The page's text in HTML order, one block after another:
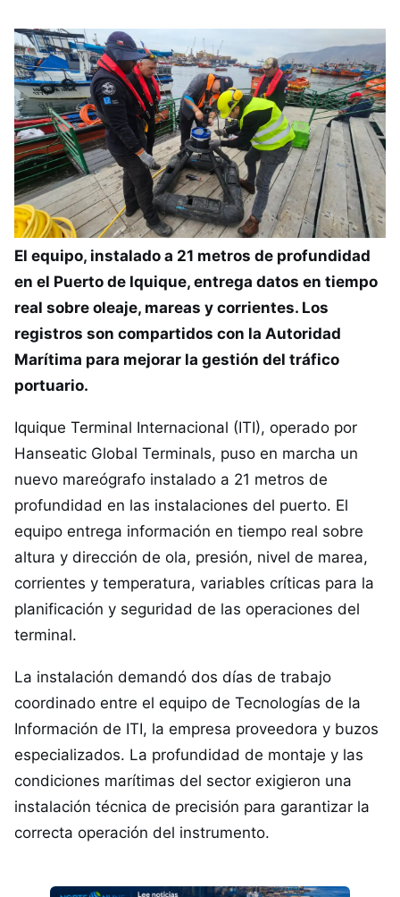
El equipo, instalado a 21 metros de profundidad
en el Puerto de Iquique, entrega datos en tiempo
real sobre oleaje, mareas y corrientes. Los
registros son compartidos con la Autoridad
Marítima para mejorar la gestión del tráfico
portuario.
Iquique Terminal Internacional (ITI), operado por
Hanseatic Global Terminals, puso en marcha un
nuevo mareógrafo instalado a 21 metros de
profundidad en las instalaciones del puerto. El
equipo entrega información en tiempo real sobre
altura y dirección de ola, presión, nivel de marea,
corrientes y temperatura, variables críticas para la
planificación y seguridad de las operaciones del
terminal.
La instalación demandó dos días de trabajo
coordinado entre el equipo de Tecnologías de la
Información de ITI, la empresa proveedora y buzos
especializados. La profundidad de montaje y las
condiciones marítimas del sector exigieron una
instalación técnica de precisión para garantizar la
correcta operación del instrumento.